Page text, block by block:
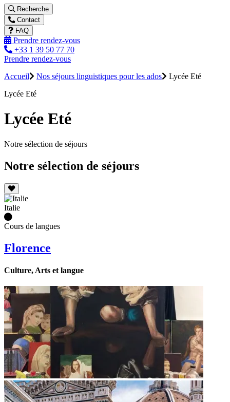
Recherche
Contact
FAQ
Prendre rendez-vous
+33 1 39 50 77 70
Prendre rendez-vous
Accueil
Nos séjours linguistiques pour les ados
Lycée Eté
Lycée Eté
Lycée Eté
Notre sélection de séjours
Notre sélection de séjours
Italie
Cours de langues
Florence
Culture, Arts et langue